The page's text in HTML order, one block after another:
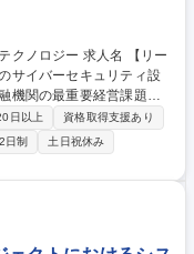
求人名 【リー
サイバーセキュリティ設
る重要システム/サービス
ことが最重要ミッション
、CSIRT業務におけ
DevSecOpsツールを活
最新攻撃パターンなどを
日以上
資格取得支援あり
日制
土日祝休み